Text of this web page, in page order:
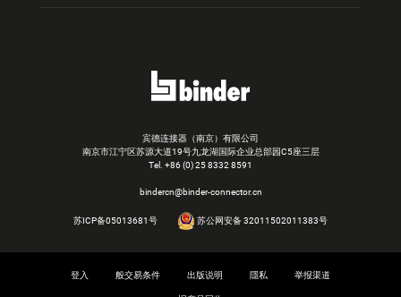
宾德连接器（南京）有限公司
南京市江宁区苏源大道19号九龙湖国际企业总部园C5座三层
Tel. +86 (0) 25 8332 8591
bindercn@binder-connector.cn
苏ICP备05013681号 苏公网安备 32011502011383号
登入 般交易条件 出版说明 隱私 举报渠道